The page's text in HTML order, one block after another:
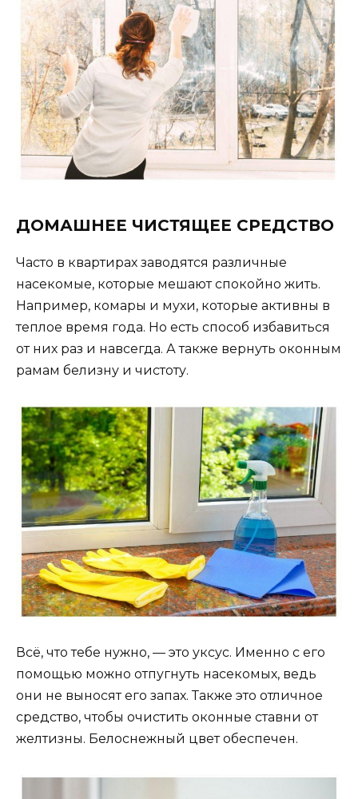
ДОМАШНЕЕ ЧИСТЯЩЕЕ СРЕДСТВО
Часто в квартирах заводятся различные
насекомые, которые мешают спокойно жить.
Например, комары и мухи, которые активны в
теплое время года. Но есть способ избавиться
от них раз и навсегда. А также вернуть оконным
рамам белизну и чистоту.
Всё, что тебе нужно, — это уксус. Именно с его
помощью можно отпугнуть насекомых, ведь
они не выносят его запах. Также это отличное
средство, чтобы очистить оконные ставни от
желтизны. Белоснежный цвет обеспечен.